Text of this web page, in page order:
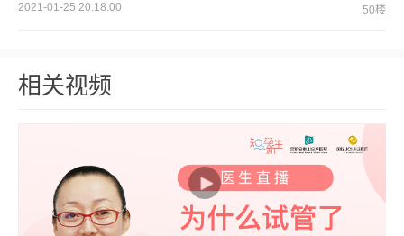
2021-01-25 20:18:00 50楼
相关视频